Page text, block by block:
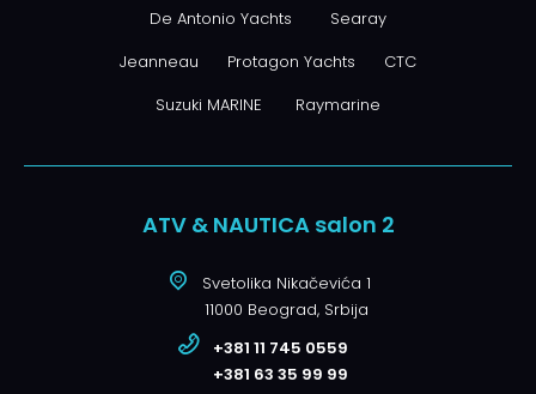
De Antonio Yachts
Searay
Jeanneau Protagon Yachts
CTC
Suzuki MARINE Raymarine
ATV & NAUTICA salon 2
Svetolika Nikačevića 1
11000 Beograd, Srbija
+381 11 745 0559
+381 63 35 99 99